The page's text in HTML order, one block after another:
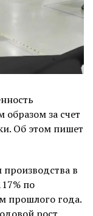
за счет
Об этом пишет
в
по
прошлого года.